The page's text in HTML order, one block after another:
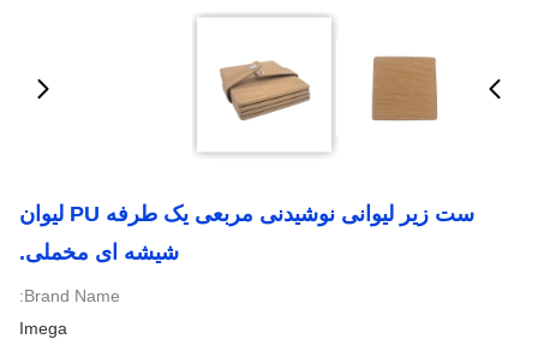
ست زیر لیوانی نوشیدنی مربعی یک طرفه PU لیوان
شیشه ای مخملی.
Brand Name:
Imega